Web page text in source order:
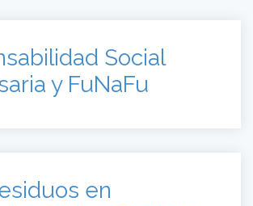
Social
y FuNaFu
en